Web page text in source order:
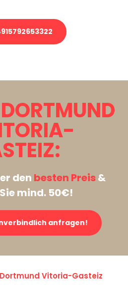
DORTMUND
den besten Preis&
mind. 50€!
anfragen!
Vitoria-Gasteiz